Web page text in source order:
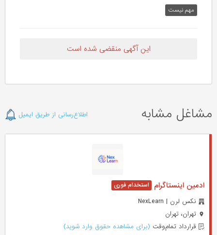
مهم نیست
این آگهی منقضی شده است
مشاغل مشابه اطلاع‌رسانی از طریق ایمیل
ادمین اینستاگرام
نکس لرن | NexLearn
تهران، تهران
قرارداد تمام‌وقت (برای مشاهده حقوق وارد شوید)